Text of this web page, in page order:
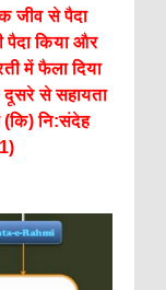
जीव से पैदा
किया और
में फैला दिया
दूसरे से सहायता
(कि) नि:संदेह